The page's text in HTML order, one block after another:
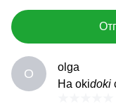
O
olga
На okidoki